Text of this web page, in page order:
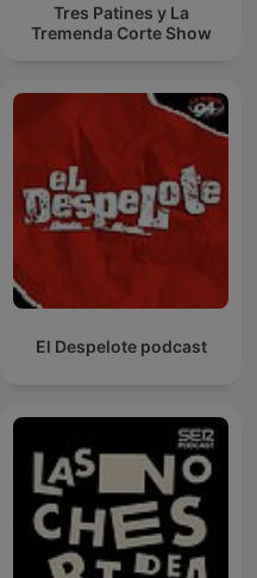
Tres Patines y La
Tremenda Corte Show
El Despelote podcast